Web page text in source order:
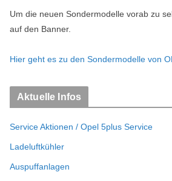
Um die neuen Sondermodelle vorab zu
auf den Banner.
Hier geht es zu den Sondermodelle von
Aktuelle Infos
Service Aktionen / Opel 5plus Service
Ladeluftkühler
Auspuffanlagen